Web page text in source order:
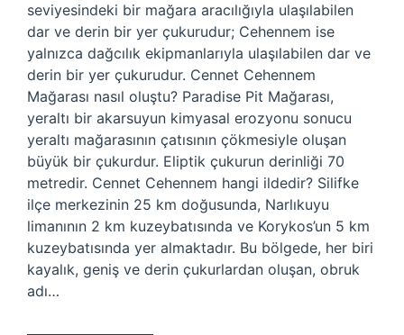
seviyesindeki bir mağara aracılığıyla ulaşılabilen
dar ve derin bir yer çukurudur; Cehennem ise
yalnızca dağcılık ekipmanlarıyla ulaşılabilen dar ve
derin bir yer çukurudur. Cennet Cehennem
Mağarası nasıl oluştu? Paradise Pit Mağarası,
yeraltı bir akarsuyun kimyasal erozyonu sonucu
yeraltı mağarasının çatısının çökmesiyle oluşan
büyük bir çukurdur. Eliptik çukurun derinliği 70
metredir. Cennet Cehennem hangi ildedir? Silifke
ilçe merkezinin 25 km doğusunda, Narlıkuyu
limanının 2 km kuzeybatısında ve Korykos’un 5 km
kuzeybatısında yer almaktadır. Bu bölgede, her biri
kayalık, geniş ve derin çukurlardan oluşan, obruk
adı…